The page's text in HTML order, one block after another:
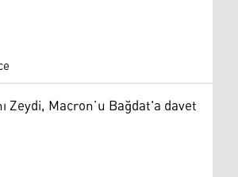
Zeydi, Macron’u Bağdat'a davet